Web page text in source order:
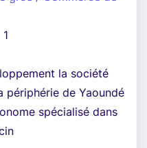
1
la société
périphérie de Yaoundé
spécialisé dans